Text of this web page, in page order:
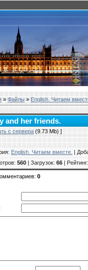
» Файлы » English. Читаем
and her friends.
с сервера (9.73 Mb) ]
: English. Читаем вместе. |
: 560 | Загрузок: 66 | Рейтинг
: 0